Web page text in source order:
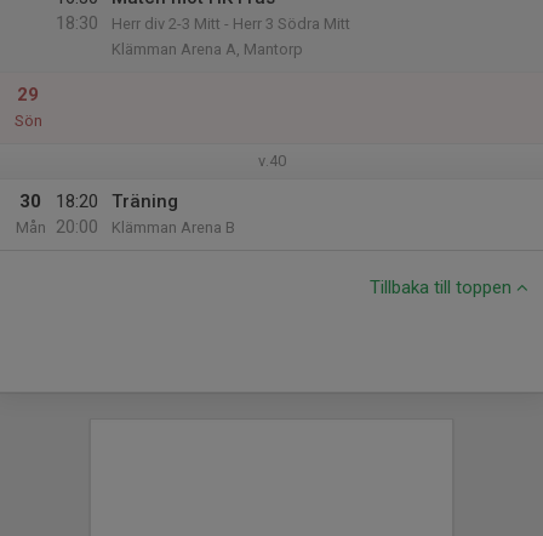
18:30
Herr div 2-3 Mitt - Herr 3 Södra Mitt
Klämman Arena A, Mantorp
29
Sön
v.40
30
Mån
18:20
20:00
Träning
Klämman Arena B
Tillbaka till toppen